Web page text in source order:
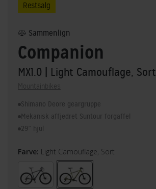
Restsalg
Companion
MX1.0 | Light Camouflage, Sort
Mountainbikes
Shimano Deore geargruppe
Mekanisk affjedret Suntour forgaffel
29″ hjul
Sammenlign
Farve: Light Camouflage, Sort